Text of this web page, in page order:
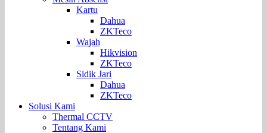
Kartu
Dahua
ZKTeco
Wajah
Hikvision
ZKTeco
Sidik Jari
Dahua
ZKTeco
Solusi Kami
Thermal CCTV
Tentang Kami